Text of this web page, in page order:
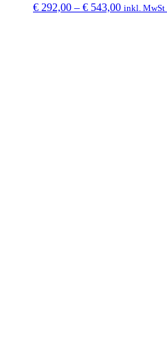
€ 292,00 – € 543,00 inkl. MwSt